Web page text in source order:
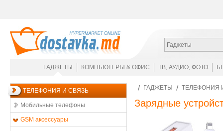
Гаджеты
ГАДЖЕТЫ КОМПЬЮТЕРЫ & ОФИС ТВ, АУДИО, ФОТО
ТЕЛЕФОНИЯ И СВЯЗЬ
Мобильные телефоны
GSM аксессуары
ГАДЖЕТЫ ТЕЛЕФОНИЯ
Зарядные